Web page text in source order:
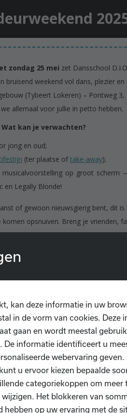
zondag 25 mei zet Dansschool
bruisend weekend vol dans, plezier en
(Tybeert Lokeren) – Pontweg 3,
allemaal voor jullie in petto hebben.
Wat kan je verwachten?
jong en oud;
(ter plaatse oftake-away);
op groot scherm
en Legally Blonde!
of gewoon nieuwsgierig bent, dit
komen opsnuiven. Breng je vrienden,
weekend vol beweging, ontmoeting
wij kijken ernaar uit om jullie te
opendeurweekend
& take-
kan deze informatie in uw
in de vorm van cookies. Deze
gaan en wordt meestal
De informatie identificeert u
webervaring
u ervoor kiezen bepaalde
categoriekoppen om meer
Het blokkeren van
hebben op uw ervaring met de